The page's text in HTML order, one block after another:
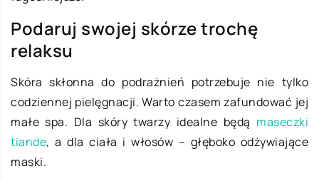
Podaruj swojej skórze trochę
relaksu
Skóra skłonna do podrażnień potrzebuje nie tylko
codziennej pielęgnacji. Warto czasem zafundować jej
małe spa. Dla skóry twarzy idealne będą maseczki
tiande, a dla ciała i włosów – głęboko odżywiające
maski.